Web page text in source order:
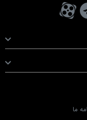
تلگرام
کانال آپارات
ما